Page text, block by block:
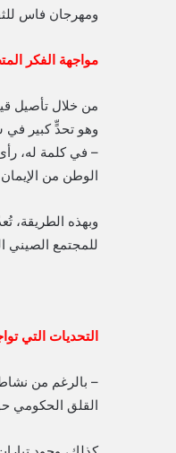
ومهرجان فاس
مواجهة الفكر
من خلال تأصيل
وهو تحدٍّ كبير في
– في كلمة له،
الوطن من
وبهذه الطريقة،
للمجتمع الصيني
التحديات التي
– بالرغم من
القلق الحكومي